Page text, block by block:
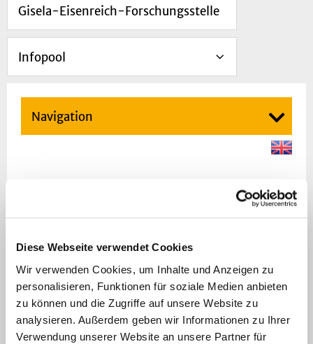
Diese Webseite verwendet Cookies
Wir verwenden Cookies, um Inhalte und Anzeigen zu
personalisieren, Funktionen für soziale Medien anbieten
zu können und die Zugriffe auf unsere Website zu
analysieren. Außerdem geben wir Informationen zu Ihrer
Verwendung unserer Website an unsere Partner für
Gisela-Eisenreich-Forschungsstelle
Infopool
Navigation
der Medizin erforschen und unterrichten wir
die historischen, theoretischen und ethischen
Grundlagen medizinischen Denkens und
Handelns. Auf diese Weise wird durch das
Institut die Medizin in ihren Wechselwirkungen
mit der Gesellschaft in einer